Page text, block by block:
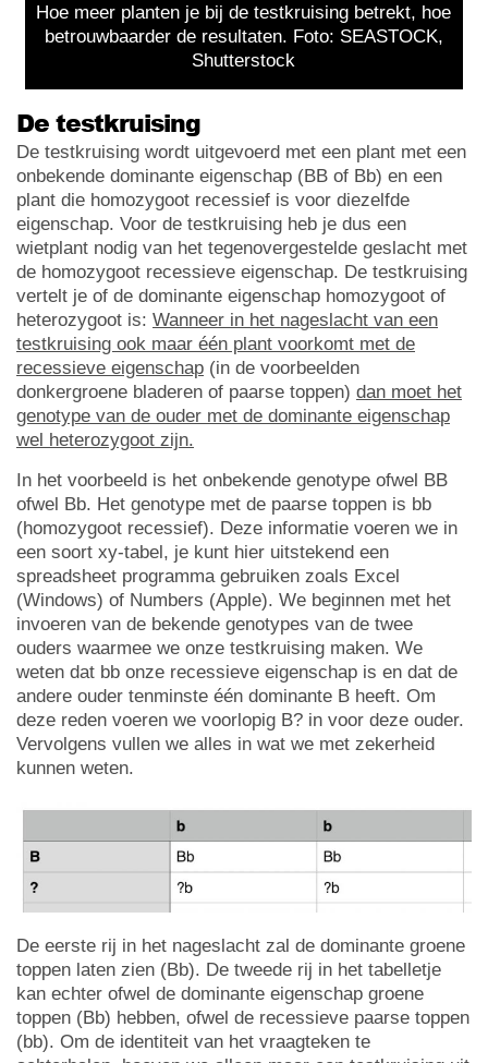
Hoe meer planten je bij de testkruising betrekt, hoe
betrouwbaarder de resultaten. Foto: SEASTOCK,
Shutterstock
De testkruising
De testkruising wordt uitgevoerd met een plant met een
onbekende dominante eigenschap (BB of Bb) en een
plant die homozygoot recessief is voor diezelfde
eigenschap. Voor de testkruising heb je dus een
wietplant nodig van het tegenovergestelde geslacht met
de homozygoot recessieve eigenschap. De testkruising
vertelt je of de dominante eigenschap homozygoot of
heterozygoot is: Wanneer in het nageslacht van een
testkruising ook maar één plant voorkomt met de
recessieve eigenschap (in de voorbeelden
donkergroene bladeren of paarse toppen) dan moet het
genotype van de ouder met de dominante eigenschap
wel heterozygoot zijn.
In het voorbeeld is het onbekende genotype ofwel BB
ofwel Bb. Het genotype met de paarse toppen is bb
(homozygoot recessief). Deze informatie voeren we in
een soort xy-tabel, je kunt hier uitstekend een
spreadsheet programma gebruiken zoals Excel
(Windows) of Numbers (Apple). We beginnen met het
invoeren van de bekende genotypes van de twee
ouders waarmee we onze testkruising maken. We
weten dat bb onze recessieve eigenschap is en dat de
andere ouder tenminste één dominante B heeft. Om
deze reden voeren we voorlopig B? in voor deze ouder.
Vervolgens vullen we alles in wat we met zekerheid
kunnen weten.
De eerste rij in het nageslacht zal de dominante groene
toppen laten zien (Bb). De tweede rij in het tabelletje
kan echter ofwel de dominante eigenschap groene
toppen (Bb) hebben, ofwel de recessieve paarse toppen
(bb). Om de identiteit van het vraagteken te